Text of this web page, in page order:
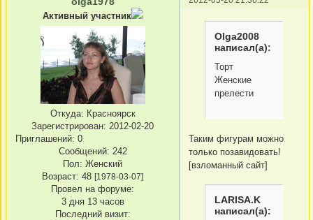
Активный участник
Откуда: Красноярск
Зарегистрирован: 2012-02-20
Приглашений: 0
Сообщений: 242
Пол: Женский
Возраст: 48 [1978-03-07]
Провел на форуме:
3 дня 13 часов
Последний визит:
Olga2008
написал(а):
Торт
Женские
прелести
Таким фигурам можно
только позавидовать!
[взломанный сайт]
LARISA.K
написал(а):